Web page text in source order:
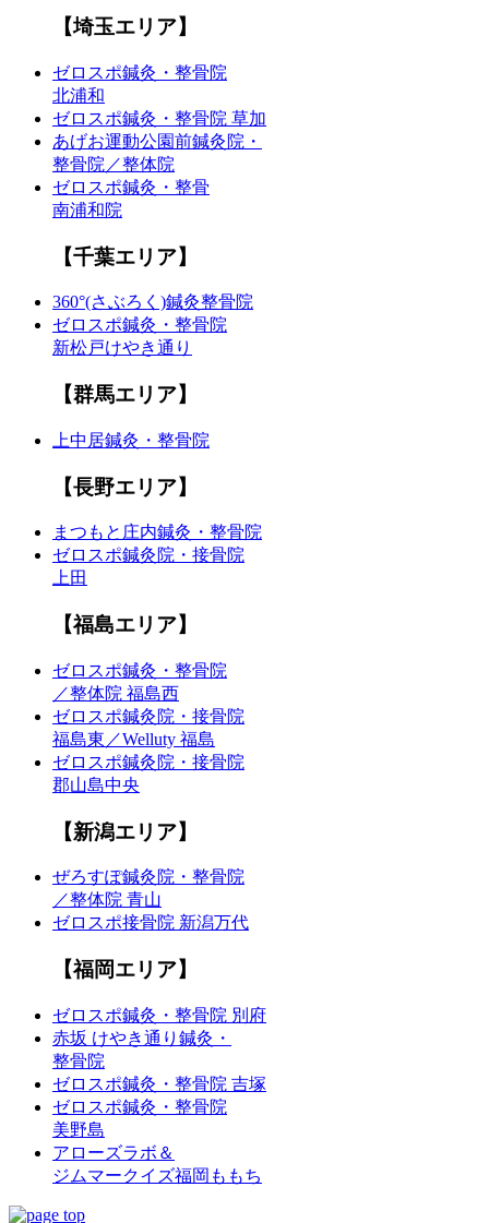
【埼玉エリア】
ゼロスポ鍼灸・整骨院
北浦和
ゼロスポ鍼灸・整骨院 草加
あげお運動公園前鍼灸院・
整骨院／整体院
ゼロスポ鍼灸・整骨
南浦和院
【千葉エリア】
360°(さぶろく)鍼灸整骨院
ゼロスポ鍼灸・整骨院
新松戸けやき通り
【群馬エリア】
上中居鍼灸・整骨院
【長野エリア】
まつもと庄内鍼灸・整骨院
ゼロスポ鍼灸院・接骨院
上田
【福島エリア】
ゼロスポ鍼灸・整骨院
／整体院 福島西
ゼロスポ鍼灸院・接骨院
福島東／Welluty 福島
ゼロスポ鍼灸院・接骨院
郡山島中央
【新潟エリア】
ぜろすぽ鍼灸院・整骨院
／整体院 青山
ゼロスポ接骨院 新潟万代
【福岡エリア】
ゼロスポ鍼灸・整骨院 別府
赤坂 けやき通り鍼灸・
整骨院
ゼロスポ鍼灸・整骨院 吉塚
ゼロスポ鍼灸・整骨院
美野島
アローズラボ＆
ジムマークイズ福岡ももち